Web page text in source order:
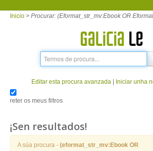
INICIO
PRÉSTAMO
ENTRAR
Inicio > Procurar: (Eformat_str_mv:Ebook OR
Editar esta procura avanzada Iniciar unha
reter os meus filtros
¡Sen resultados!
A súa procura - (eformat_str_mv:Ebook OR